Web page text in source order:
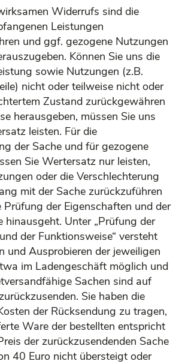
Widerrufs sind die
Leistungen
und ggf. gezogene Nutzungen
Können Sie uns die
sowie Nutzungen (z.B.
nicht oder teilweise nicht oder
Zustand zurückgewähren
herausgeben, müssen Sie uns
leisten. Für die
der Sache und für gezogene
Sie Wertersatz nur leisten,
oder die Verschlechterung
mit der Sache zurückzuführen
Prüfung der Eigenschaften und der
hinausgeht. Unter „Prüfung der
der Funktionsweise“ versteht
und Ausprobieren der jeweiligen
im Ladengeschäft möglich und
Sachen sind auf
Sie haben die
der Rücksendung zu tragen,
Ware der bestellten entspricht
der zurückzusendenden Sache
40 Euro nicht übersteigt oder